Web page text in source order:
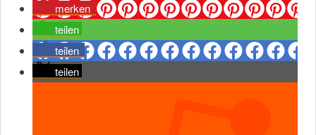
merken
teilen
teilen
teilen